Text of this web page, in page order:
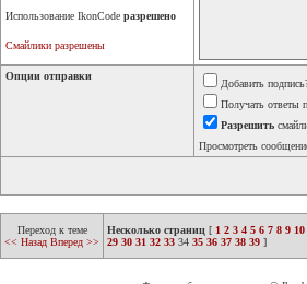
Использование IkonCode разрешено
Смайлики разрешены
Опции отправки
Добавить
Получать ответы
Разрешить
Просмотреть
Переход к теме
<< Назад Вперед >>
Несколько страниц [ 1 2 3 4 5 6 7 8 9 10
29 30 31 32 33 34 35 36 37 38 39 ]